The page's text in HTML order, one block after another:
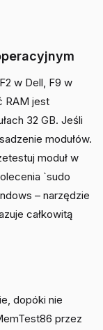
w Dell, F9 w
RAM jest
32 GB. Jeśli
modułów.
moduł w
`sudo
– narzędzie
całkowitą
dopóki nie
przez